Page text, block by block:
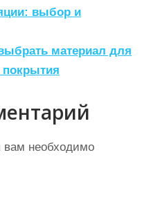
выбор и
материал для
покрытия
вам необходимо